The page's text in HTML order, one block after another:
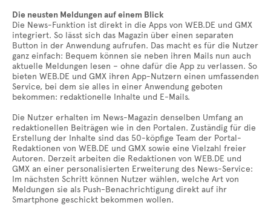
Die neusten Meldungen auf einem Blick
Die News-Funktion ist direkt in die Apps von WEB.DE und GMX
integriert. So lässt sich das Magazin über einen separaten
Button in der Anwendung aufrufen. Das macht es für die Nutzer
ganz einfach: Bequem können sie neben ihren Mails nun auch
aktuelle Meldungen lesen – ohne dafür die App zu verlassen. So
bieten WEB.DE und GMX ihren App-Nutzern einen umfassenden
Service, bei dem sie alles in einer Anwendung geboten
bekommen: redaktionelle Inhalte und E-Mails.
Die Nutzer erhalten im News-Magazin denselben Umfang an
redaktionellen Beiträgen wie in den Portalen. Zuständig für die
Erstellung der Inhalte sind das 50-köpfige Team der Portal-
Redaktionen von WEB.DE und GMX sowie eine Vielzahl freier
Autoren. Derzeit arbeiten die Redaktionen von WEB.DE und
GMX an einer personalisierten Erweiterung des News-Service:
Im nächsten Schritt können Nutzer wählen, welche Art von
Meldungen sie als Push-Benachrichtigung direkt auf ihr
Smartphone geschickt bekommen wollen.